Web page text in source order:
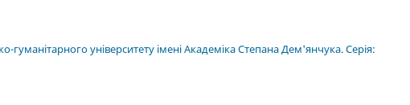
університету імені Академіка Степана Дем'янчука. Серія: